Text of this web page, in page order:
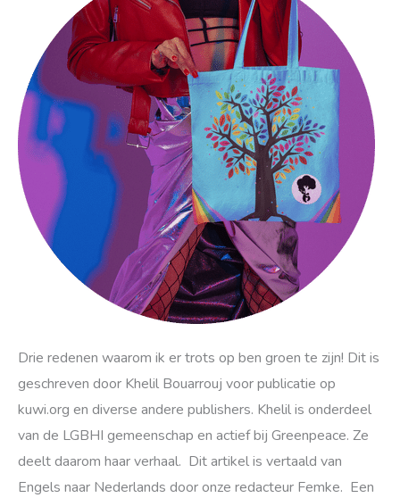
Drie redenen waarom ik er trots op ben groen te zijn! Dit is
geschreven door Khelil Bouarrouj voor publicatie op
kuwi.org en diverse andere publishers. Khelil is onderdeel
van de LGBHI gemeenschap en actief bij Greenpeace. Ze
deelt daarom haar verhaal. Dit artikel is vertaald van
Engels naar Nederlands door onze redacteur Femke. Een